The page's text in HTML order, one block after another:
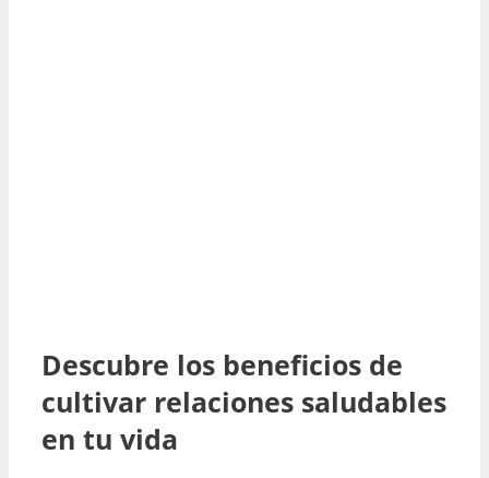
Descubre los beneficios de
cultivar relaciones saludables
en tu vida